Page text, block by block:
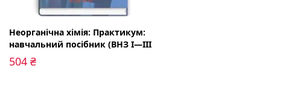
Неорганічна хімія: Практикум:
навчальний посібник (ВНЗ I—III
р. а.)
504 ₴